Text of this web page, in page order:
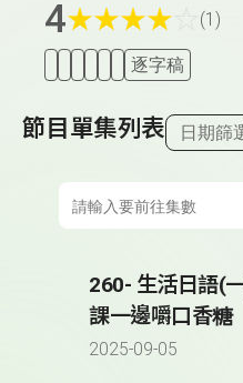
4★★★★ (1)
逐字稿
節目單集列表 日期篩
260- 生活日語(
課一邊嚼口香糖
2025-09-05